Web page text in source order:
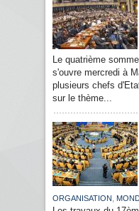
Le quatrième
s'ouvre mercredi à
plusieurs chefs
sur le thème...
ORGANISATION ,